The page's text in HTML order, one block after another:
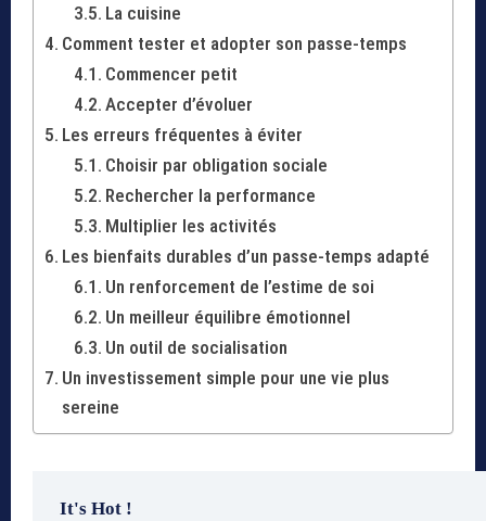
La cuisine
Comment tester et adopter son passe-temps
Commencer petit
Accepter d’évoluer
Les erreurs fréquentes à éviter
Choisir par obligation sociale
Rechercher la performance
Multiplier les activités
Les bienfaits durables d’un passe-temps adapté
Un renforcement de l’estime de soi
Un meilleur équilibre émotionnel
Un outil de socialisation
Un investissement simple pour une vie plus
sereine
It's Hot !